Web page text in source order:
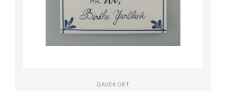
GAVEKORT